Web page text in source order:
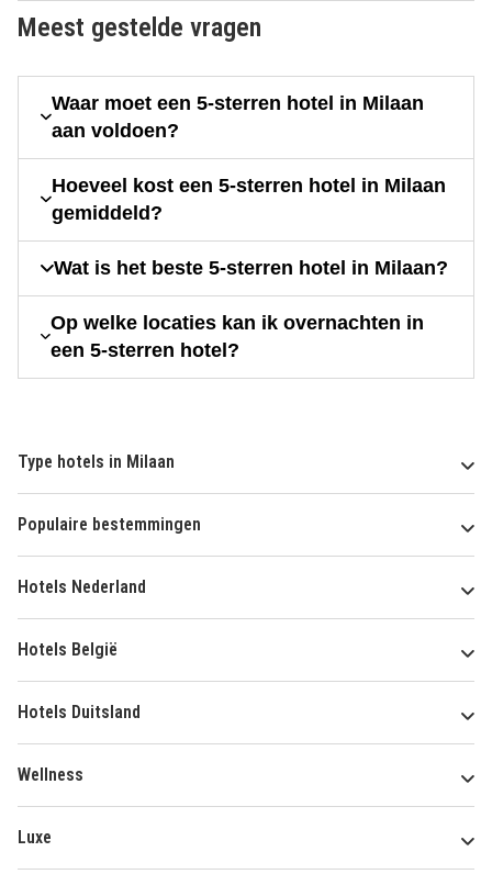
Meest gestelde vragen
Waar moet een 5-sterren hotel in Milaan
aan voldoen?
Hoeveel kost een 5-sterren hotel in Milaan
gemiddeld?
Wat is het beste 5-sterren hotel in Milaan?
Op welke locaties kan ik overnachten in
een 5-sterren hotel?
Type hotels in Milaan
Populaire bestemmingen
Hotels Nederland
Hotels België
Hotels Duitsland
Wellness
Luxe